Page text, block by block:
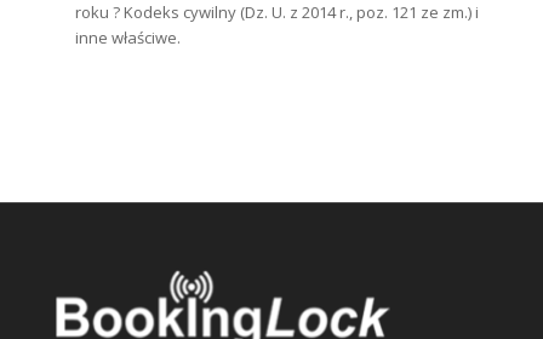
roku ? Kodeks cywilny (Dz. U. z 2014 r., poz. 121 ze zm.) i
inne właściwe.